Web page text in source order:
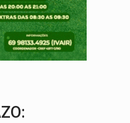
furtando moto na frente do bar
Iniciativa Amazônia+10 lança chamada para fortalecer
grandes reservas de urânio, mas produz pouco e